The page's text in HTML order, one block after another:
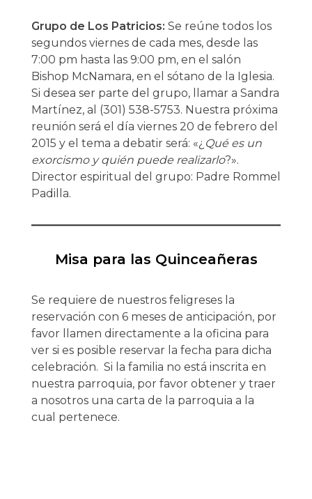
Grupo de Los Patricios: Se reúne todos los
segundos viernes de cada mes, desde las
7:00 pm hasta las 9:00 pm, en el salón
Bishop McNamara, en el sótano de la Iglesia.
Si desea ser parte del grupo, llamar a Sandra
Martínez, al (301) 538-5753. Nuestra próxima
reunión será el día viernes 20 de febrero del
2015 y el tema a debatir será: «¿ Qué es un
exorcismo y quién puede realizarlo?».
Director espiritual del grupo: Padre Rommel
Padilla.
Misa para las Quinceañeras
Se requiere de nuestros feligreses la
reservación con 6 meses de anticipación, por
favor llamen directamente a la oficina para
ver si es posible reservar la fecha para dicha
celebración. Si la familia no está inscrita en
nuestra parroquia, por favor obtener y traer
a nosotros una carta de la parroquia a la
cual pertenece.